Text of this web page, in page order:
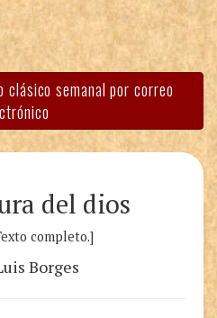
semanal por correo
del dios
completo.]
Borges